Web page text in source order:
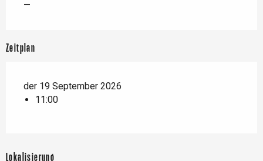
—
Zeitplan
der 19 September 2026
11:00
Lokalisierung